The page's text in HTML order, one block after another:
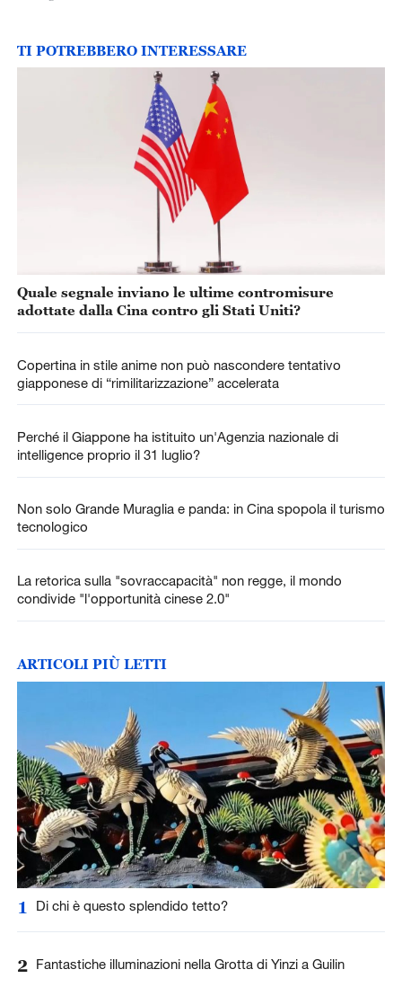
TI POTREBBERO INTERESSARE
Quale segnale inviano le ultime contromisure
adottate dalla Cina contro gli Stati Uniti?
Copertina in stile anime non può nascondere tentativo
giapponese di “rimilitarizzazione” accelerata
Perché il Giappone ha istituito un'Agenzia nazionale di
intelligence proprio il 31 luglio?
Non solo Grande Muraglia e panda: in Cina spopola il turismo
tecnologico
La retorica sulla "sovraccapacità" non regge, il mondo
condivide "l'opportunità cinese 2.0"
ARTICOLI PIÙ LETTI
1 Di chi è questo splendido tetto?
2 Fantastiche illuminazioni nella Grotta di Yinzi a Guilin